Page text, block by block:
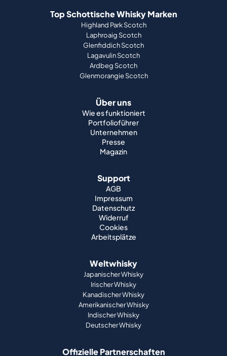
Top Schottische Whisky Marken
Highland Park Scotch
Laphroaig Scotch
Glenfiddich Scotch
Lagavulin Scotch
Ardbeg Scotch
Glenmorangie Scotch
Über uns
Wie es funktioniert
Portfolioführer
Unternehmen
Presse
Magazin
Support
AGB
Impressum
Datenschutz
Widerruf
Cookies
Arbeitsplätze
Weltwhisky
Japanischer Whisky
Irischer Whisky
Kanadischer Whisky
Amerikanischer Whisky
Indischer Whisky
Deutscher Whisky
Offizielle Partnerschaften